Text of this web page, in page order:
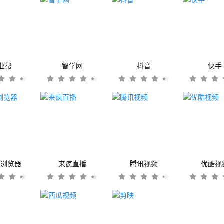
帮 智学网 抖音 快手
览器 来疯直播 腾讯视频 优酷视